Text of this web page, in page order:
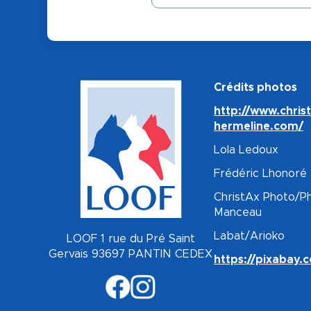
LOOF 1 rue du Pré Saint
Gervais 93697 PANTIN CEDEX
Crédits photos
http://
hermeline.com/
Lola Ledoux
Frédéric Lhonoré
ChristAx Photo/
Manceau
Labat/Arioko
https://